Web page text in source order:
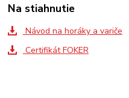
Na stiahnutie
Návod na horáky a variče
Certifikát FOKER